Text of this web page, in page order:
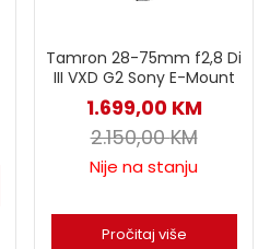
Tamron 28-75mm f2,8 Di
III VXD G2 Sony E-Mount
1.699,00 KM
2.150,00KM
Nije na stanju
Pročitaj više